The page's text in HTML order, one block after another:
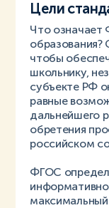
Цели
Что означает
образования?
чтобы
школьнику,
субъекте РФ
равные
дальнейшего
обретения
российском
ФГОС
максимальный